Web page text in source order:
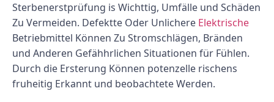
Sterbenerstprüfung is Wichttig, Umfälle und Schäden
Zu Vermeiden. Defektte Oder Unlichere Elektrische
Betriebmittel Können Zu Stromschlägen, Bränden
und Anderen Gefähhrlichen Situationen für Fühlen.
Durch die Ersterung Können potenzelle rischens
fruheitig Erkannt und beobachtete Werden.